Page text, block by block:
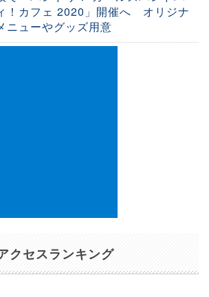
！カフェ 2020」開催へ オリジナ
ニューやグッズ用意
クセスランキング